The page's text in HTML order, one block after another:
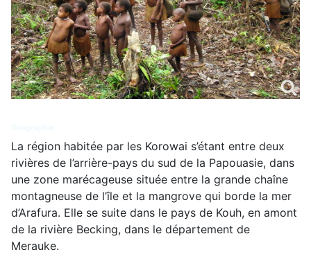
La région habitée par les Korowai s’étant entre deux
rivières de l’arrière-pays du sud de la Papouasie, dans
une zone marécageuse située entre la grande chaîne
montagneuse de l’île et la mangrove qui borde la mer
d’Arafura. Elle se suite dans le pays de Kouh, en amont
de la rivière Becking, dans le département de
Merauke.